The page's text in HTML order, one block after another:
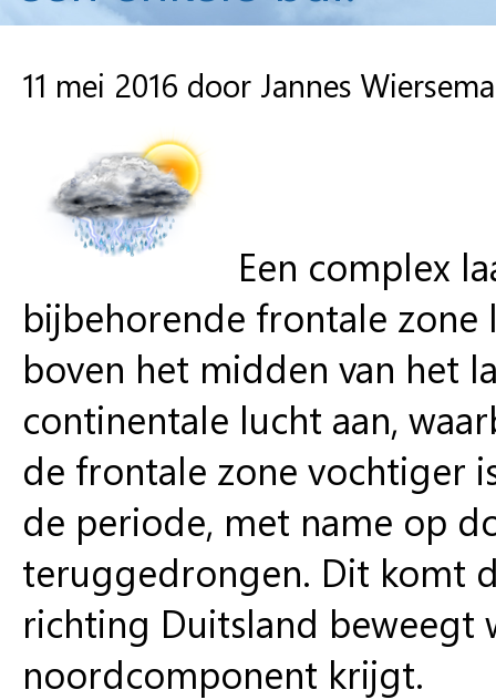
11 mei 2016 door Jannes Wiersema
Een complex
bijbehorende frontale
boven het midden van het
continentale lucht aan,
de frontale zone vochtiger
de periode, met name op
teruggedrongen. Dit komt
richting Duitsland
noordcomponent krijgt.